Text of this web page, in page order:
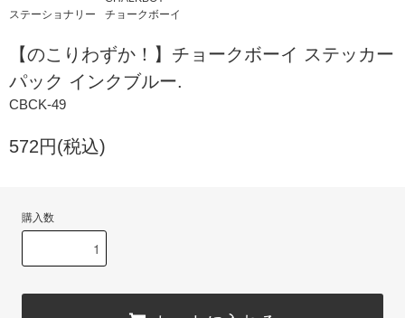
ステーショナリー
チョークボーイ
【のこりわずか！】チョークボーイ ステッカー
パック インクブルー.
CBCK-49
572円(税込)
購入数